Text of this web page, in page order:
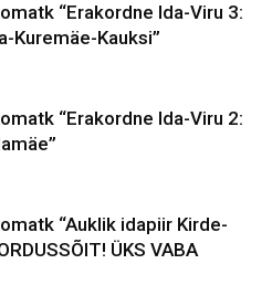
“Erakordne Ida-Viru 3:
Kuremäe-Kauksi”
“Erakordne Ida-Viru 2:
“Auklik idapiir Kirde-
ÜKS VABA